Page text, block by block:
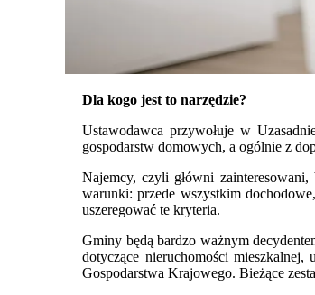
Dla kogo jest to narzędzie?
Ustawodawca przywołuje w
gospodarstw domowych, a ogólnie z
Najemcy, czyli główni
warunki: przede wszystkim
uszeregować te kryteria.
Gminy będą bardzo ważnym
dotyczące nieruchomości
Gospodarstwa Krajowego. Bieżące